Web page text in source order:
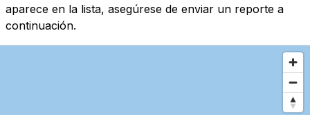
aparece en la lista, asegúrese de enviar un reporte a
continuación.